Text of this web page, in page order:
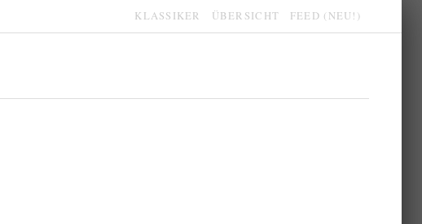
FEED (NEU!)
ÜBERSICHT
KLASSIKER